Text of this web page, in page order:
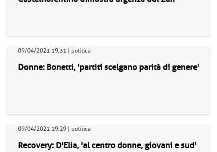
09/04/2021 19:31 | politica
Donne: Bonetti, 'partiti scelgano parità di genere'
09/04/2021 19:29 | politica
Recovery: D'Elia, 'al centro donne, giovani e sud'